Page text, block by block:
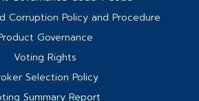
Corruption Policy and Procedure
Governance
Voting Rights
Selection Policy
Summary Report